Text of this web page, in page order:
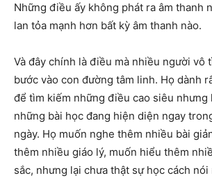
Những điều ấy không phát ra âm thanh
lan tỏa mạnh hơn bất kỳ âm thanh nào.
Và đây chính là điều mà nhiều người vô
bước vào con đường tâm linh. Họ dành
để tìm kiếm những điều cao siêu nhưng
những bài học đang hiện diện ngay
ngày. Họ muốn nghe thêm nhiều bài
thêm nhiều giáo lý, muốn hiểu thêm
sắc, nhưng lại chưa thật sự học cách